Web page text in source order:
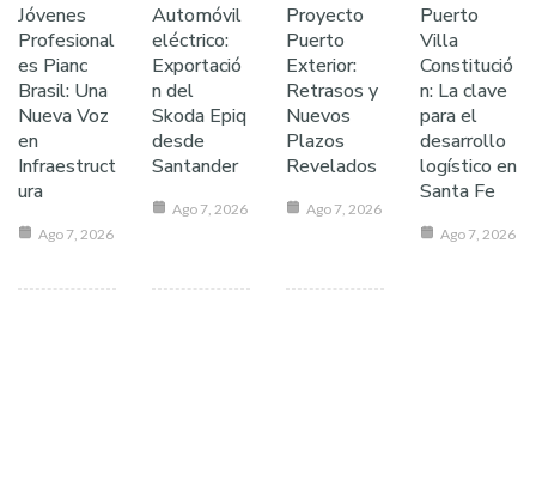
Jóvenes
Profesional
es Pianc
Brasil: Una
Nueva Voz
en
Infraestruct
ura
Ago 7, 2026
Automóvil
eléctrico:
Exportació
n del
Skoda Epiq
desde
Santander
Ago 7, 2026
Proyecto
Puerto
Exterior:
Retrasos y
Nuevos
Plazos
Revelados
Ago 7, 2026
Puerto
Villa
Constitució
n: La clave
para el
desarrollo
logístico en
Santa Fe
Ago 7, 2026